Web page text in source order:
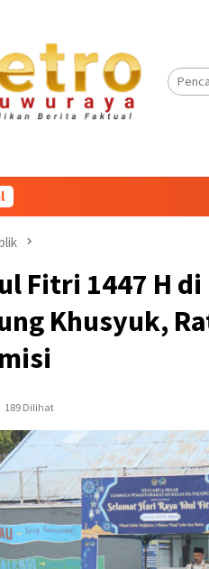
Fitri 1447 H di
Khusyuk,
189 Dilihat